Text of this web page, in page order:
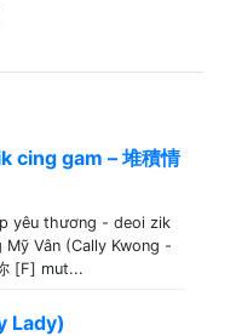
cing gam – 堆積情
yêu thương - deoi zik
Vân (Cally Kwong -
[F] mut...
Lady)